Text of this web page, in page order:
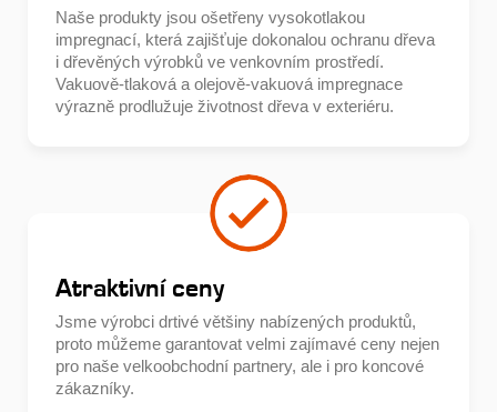
Naše produkty jsou ošetřeny vysokotlakou
impregnací, která zajišťuje dokonalou ochranu dřeva
i dřevěných výrobků ve venkovním prostředí.
Vakuově-tlaková a olejově-vakuová impregnace
výrazně prodlužuje životnost dřeva v exteriéru.
Atraktivní ceny
Jsme výrobci drtivé většiny nabízených produktů,
proto můžeme garantovat velmi zajímavé ceny nejen
pro naše velkoobchodní partnery, ale i pro koncové
zákazníky.